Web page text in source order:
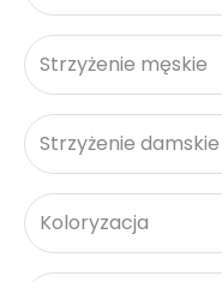
Strzyżenie męskie
Strzyżenie damskie
Koloryzacja